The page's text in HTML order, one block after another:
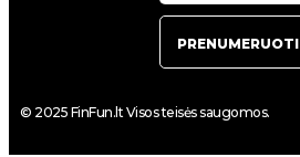
PRENUMERUOTI
© 2025 FinFun.lt Visos teisės saugomos.